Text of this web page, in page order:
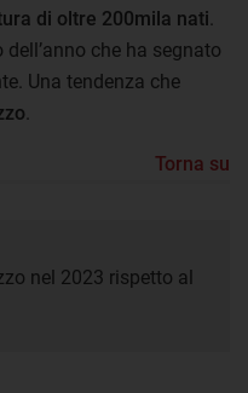
di oltre 200mila nati
che ha segnato
Una tendenza che
Torna su
nel 2023 rispetto al